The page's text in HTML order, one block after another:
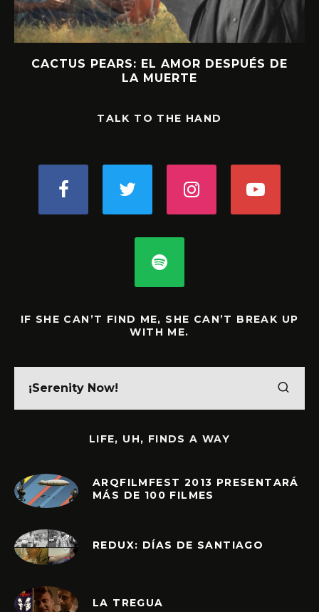
CACTUS PEARS: EL AMOR DESPUÉS DE
LA MUERTE
TALK TO THE HAND
IF SHE CAN’T FIND ME, SHE CAN’T BREAK UP
WITH ME.
LIFE, UH, FINDS A WAY
ARQFILMFEST 2013 PRESENTARÁ
MÁS DE 100 FILMES
REDUX: DÍAS DE SANTIAGO
LA TREGUA